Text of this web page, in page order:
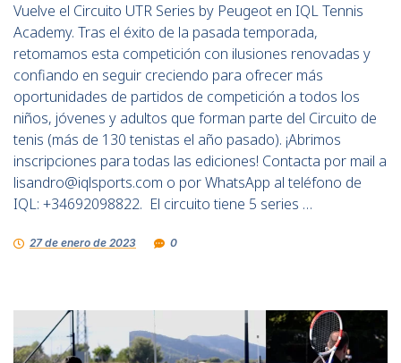
Vuelve el Circuito UTR Series by Peugeot en IQL Tennis
Academy. Tras el éxito de la pasada temporada,
retomamos esta competición con ilusiones renovadas y
confiando en seguir creciendo para ofrecer más
oportunidades de partidos de competición a todos los
niños, jóvenes y adultos que forman parte del Circuito de
tenis (más de 130 tenistas el año pasado). ¡Abrimos
inscripciones para todas las ediciones! Contacta por mail a
lisandro@iqlsports.com o por WhatsApp al teléfono de
IQL: +34692098822. El circuito tiene 5 series …
27 de enero de 2023 0